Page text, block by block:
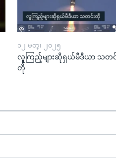
၁၂ မတ္၊ ၂၀၂၅
လူကြည့်များဆိုရှယ်မီဒီယာ သတင်
တို